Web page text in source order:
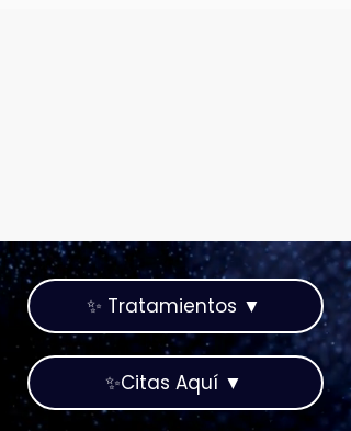
✨ Tratamientos ▼
✨Citas Aquí ▼